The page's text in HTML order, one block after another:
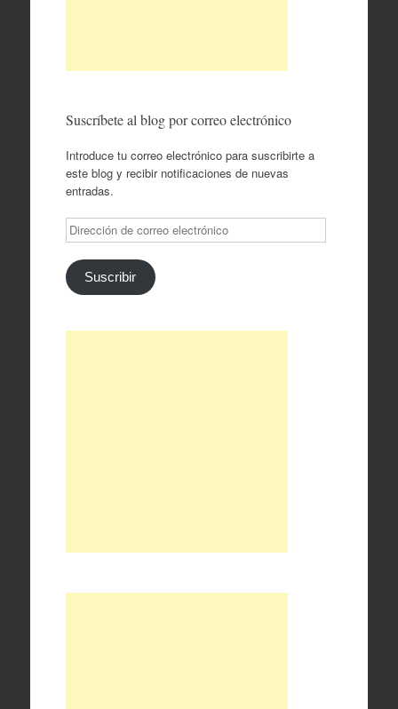
Suscríbete al blog por correo electrónico
Introduce tu correo electrónico para suscribirte a
este blog y recibir notificaciones de nuevas
entradas.
Dirección
de
correo
electrónico
Suscribir